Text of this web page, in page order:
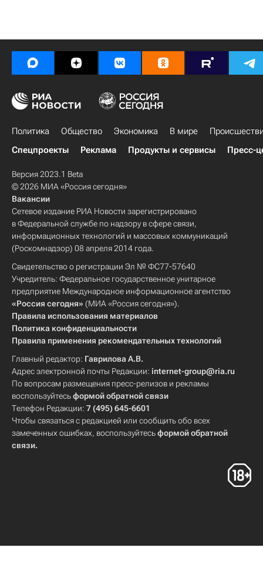
Политика Общество Экономика В мире
Спецпроекты
Реклама Продукты и сервисы Пресс-
Версия 2023.1 Beta
© 2026 МИА «Россия сегодня»
Вакансии
Сетевое издание РИА Новости зарегистрировано
в Федеральной службе по надзору в сфере связи,
информационных технологий и массовых коммуникаций
(Роскомнадзор) 08 апреля 2014 года.
Свидетельство о регистрации Эл № ФС77-57640
Учредитель: Федеральное государственное унитарное
предприятие Международное информационное агентство
«Россия сегодня» (МИА «Россия сегодня»).
Правила использования материалов
Политика конфиденциальности
Правила применения рекомендательных технологий
Главный редактор: Гаврилова А.В.
Адрес электронной почты Редакции: internet-group@ria.ru
По вопросам размещения пресс-релизов и рекламы
воспользуйтесьформой обратной связи
Телефон Редакции: 7 (495) 645-6601
Чтобы связаться с редакцией или сообщить обо всех
замеченных ошибках, воспользуйтесьформой обратной
связи.